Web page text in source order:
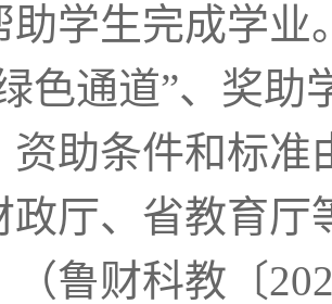
助学生完成学业
色通道”、奖助
资助条件和标准
政厅、省教育厅
（鲁财科教〔